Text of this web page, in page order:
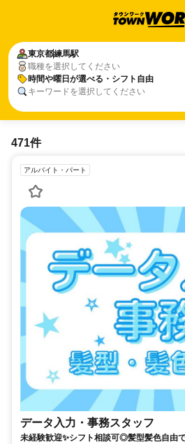
東京都練馬駅
職種を選択してください
時間や曜日が選べる・シフト自由
キーワードを選択してください
471件
アルバイト・パート
データ入力・事務スタッフ
未経験歓迎✨シフト相談可◎髪型髪色自由